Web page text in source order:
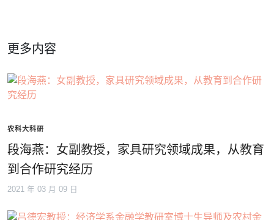
更多内容
农科大科研
段海燕：女副教授，家具研究领域成果，从教育
到合作研究经历
2021 年 03 月 09 日